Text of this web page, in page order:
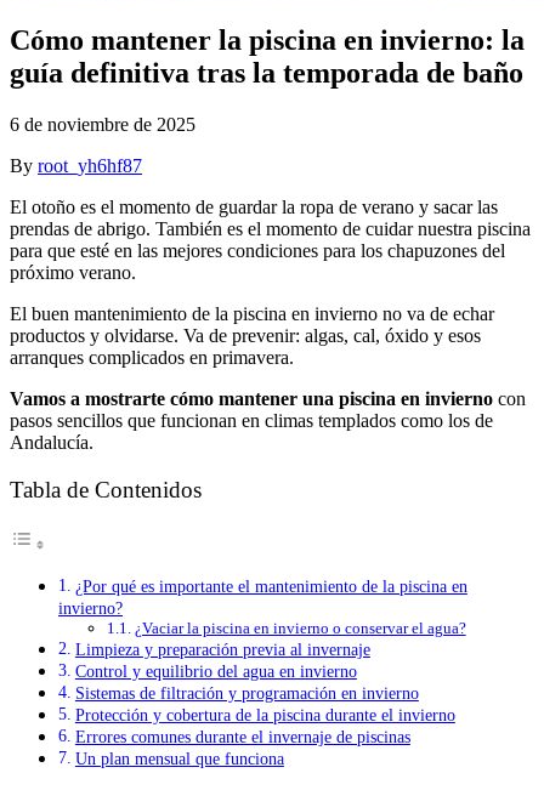
Cómo mantener la piscina en invierno: la
guía definitiva tras la temporada de baño
6 de noviembre de 2025
By root_yh6hf87
El otoño es el momento de guardar la ropa de verano y sacar las
prendas de abrigo. También es el momento de cuidar nuestra piscina
para que esté en las mejores condiciones para los chapuzones del
próximo verano.
El buen mantenimiento de la piscina en invierno no va de echar
productos y olvidarse. Va de prevenir: algas, cal, óxido y esos
arranques complicados en primavera.
Vamos a mostrarte cómo mantener una piscina en invierno con
pasos sencillos que funcionan en climas templados como los de
Andalucía.
Tabla de Contenidos
¿Por qué es importante el mantenimiento de la piscina en
invierno?
¿Vaciar la piscina en invierno o conservar el agua?
Limpieza y preparación previa al invernaje
Control y equilibrio del agua en invierno
Sistemas de filtración y programación en invierno
Protección y cobertura de la piscina durante el invierno
Errores comunes durante el invernaje de piscinas
Un plan mensual que funciona